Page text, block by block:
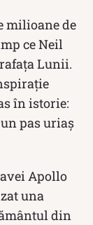
milioane de
ce Neil
Lunii.
în istorie:
pas uriaș
Apollo
una
din